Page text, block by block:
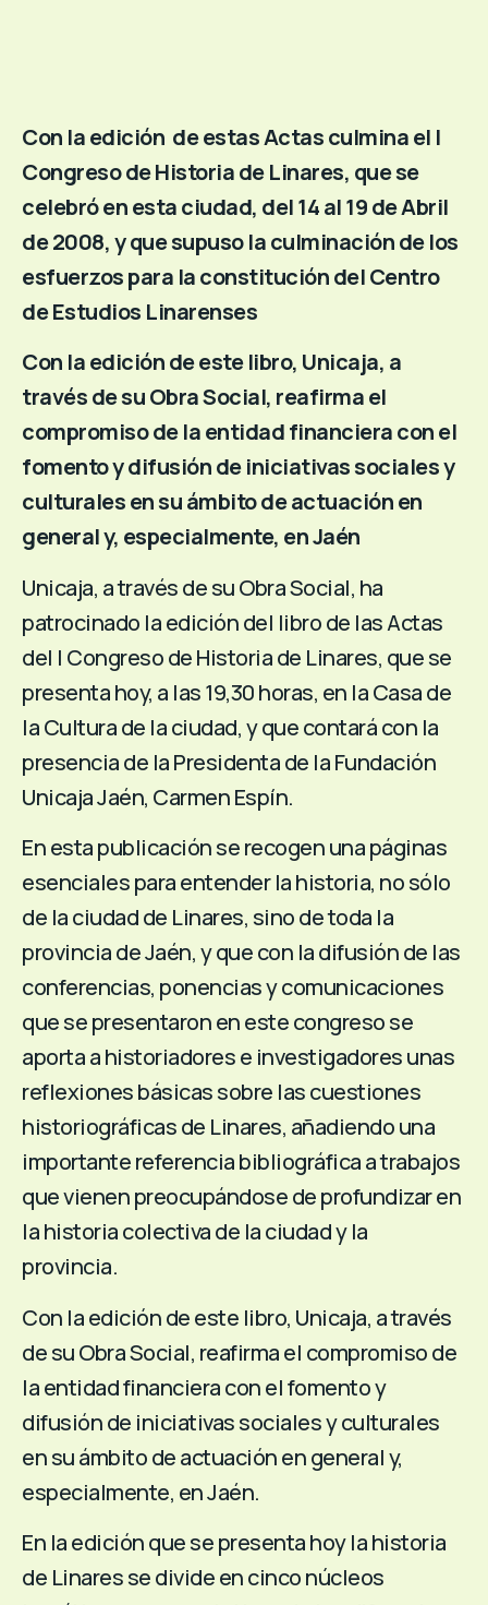
Con la edición de estas Actas culmina el I
Congreso de Historia de Linares, que se
celebró en esta ciudad, del 14 al 19 de Abril
de 2008, y que supuso la culminación de los
esfuerzos para la constitución del Centro
de Estudios Linarenses
Con la edición de este libro, Unicaja, a
través de su Obra Social, reafirma el
compromiso de la entidad financiera con el
fomento y difusión de iniciativas sociales y
culturales en su ámbito de actuación en
general y, especialmente, en Jaén
Unicaja, a través de su Obra Social, ha
patrocinado la edición del libro de las Actas
del I Congreso de Historia de Linares, que se
presenta hoy, a las 19,30 horas, en la Casa de
la Cultura de la ciudad, y que contará con la
presencia de la Presidenta de la Fundación
Unicaja Jaén, Carmen Espín.
En esta publicación se recogen una páginas
esenciales para entender la historia, no sólo
de la ciudad de Linares, sino de toda la
provincia de Jaén, y que con la difusión de las
conferencias, ponencias y comunicaciones
que se presentaron en este congreso se
aporta a historiadores e investigadores unas
reflexiones básicas sobre las cuestiones
historiográficas de Linares, añadiendo una
importante referencia bibliográfica a trabajos
que vienen preocupándose de profundizar en
la historia colectiva de la ciudad y la
provincia.
Con la edición de este libro, Unicaja, a través
de su Obra Social, reafirma el compromiso de
la entidad financiera con el fomento y
difusión de iniciativas sociales y culturales
en su ámbito de actuación en general y,
especialmente, en Jaén.
En la edición que se presenta hoy la historia
de Linares se divide en cinco núcleos